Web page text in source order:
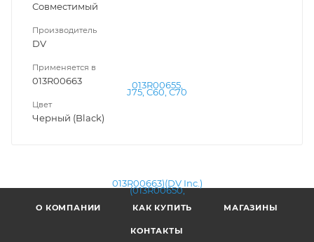
Совместимый
Производитель
DV
Применяется в
013R00663
Цвет
Черный (Black)
О КОМПАНИИ КАК КУПИТЬ МАГАЗИНЫ
КОНТАКТЫ